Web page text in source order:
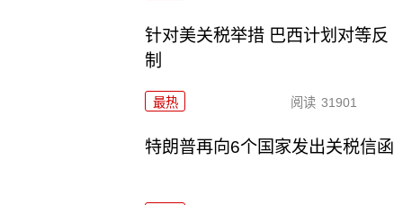
针对美关税举措 巴西计划对等反
制
最热 阅读 31901
特朗普再向6个国家发出关税信函